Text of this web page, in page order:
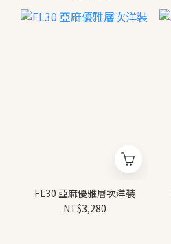
FL30 亞麻優雅層次洋裝
NT$3,280